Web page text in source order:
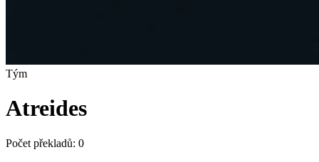
Tým
Atreides
Počet překladů: 0